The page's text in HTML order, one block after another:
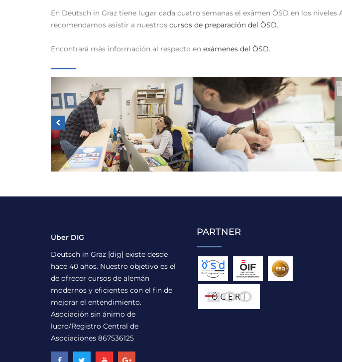
En Deutsch in Graz tiene lugar cada cuatro semanas el exámen ÖSD en los niveles
recomendamos asistir a nuestros cursos de preparación del ÖSD.
Encontrará más información al respecto en exámenes del ÖSD.
Über DIG
Deutsch in Graz [dig] existe desde
hace 40 años. Nuestro objetivo es el
de ofrecer cursos de alemán
modernos y eficientes con el fin de
mejorar el entendimiento.
Asociación sin ánimo de
lucro/Registro Central de
Asociaciones 867536125
PARTNER